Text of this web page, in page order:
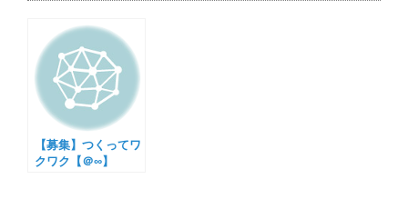
【募集】つくってワ
クワク【＠∞】